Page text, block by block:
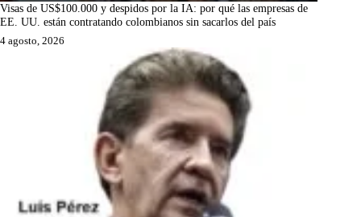
Visas de US$100.000 y despidos por la IA: por qué las empresas de
EE. UU. están contratando colombianos sin sacarlos del país
4 agosto, 2026